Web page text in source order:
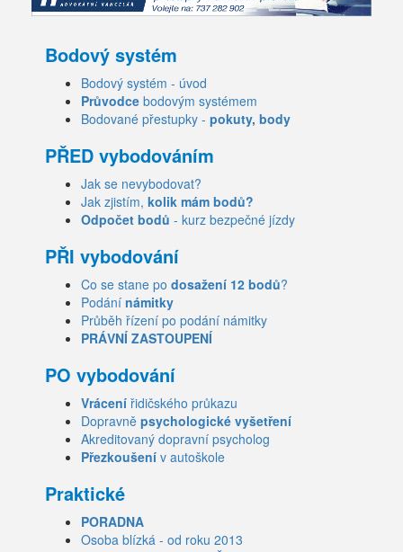
Bodový systém
Bodový systém - úvod
Průvodce bodovým systémem
Bodované přestupky - pokuty, body
PŘED vybodováním
Jak se nevybodovat?
Jak zjistím, kolik mám bodů?
Odpočet bodů - kurz bezpečné jízdy
PŘI vybodování
Co se stane po dosažení 12 bodů?
Podání námitky
Průběh řízení po podání námitky
PRÁVNÍ ZASTOUPENÍ
PO vybodování
Vrácení řidičského průkazu
Dopravně psychologické vyšetření
Akreditovaný dopravní psycholog
Přezkoušení v autoškole
Praktické
PORADNA
Osoba blízká - od roku 2013